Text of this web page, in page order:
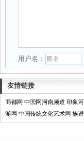
用户名：
友情链接
商都网 中国网河南频道 印象
游网 中国传统文化艺术网 族